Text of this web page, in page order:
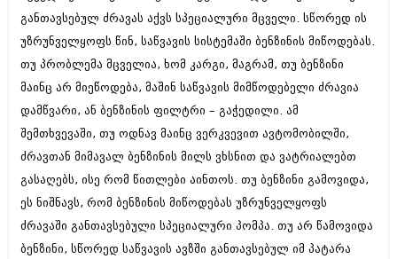
იანვარი 2016 (206)
დეკემბერი 2015 (207)
ოქტომბერი 2015 (204)
სექტემბერი 2015 (215)
აგვისტო 2015 (286)
ივნისი 2015 (261)
მაისი 2015 (194)
აპრილი 2015 (208)
მარტი 2015 (365)
თებერვალი 2015 (286)
იანვარი 2015 (247)
დეკემბერი 2014 (342)
განთავსებულ ძრავას აქვს სპეციალური მცველი. სწორედ ის
უზრუნველყოფს წინ, საწვავის სისტემაში ბენზინის მიწოდებას.
თუ პრობლემა მცველია, ხომ კარგი, მაგრამ, თუ ბენზინი
მაინც არ მიეწოდება, მაშინ საწვავის მიმწოდებელი ძრავია
დამწვარი, ან ბენზინის ფილტრი – გაჭედილი. ამ
შემთხვევაში, თუ ოდნავ მაინც ვერკვევით ავტომობილში,
ძრავთან მიმავალ ბენზინის მილს ვხსნით და ვატრიალებთ
გასაღებს, ისე რომ წითლები აინთოს. თუ ბენზინი გამოვიდა,
ეს ნიშნავს, რომ ბენზინის მიწოდებას უზრუნველყოფს
ძრავაში განთავსებული სპეციალური პომპა. თუ არ წამოვიდა
ბენზინი, სწორედ საწვავის ავზში განთავსებულ იმ პატარა